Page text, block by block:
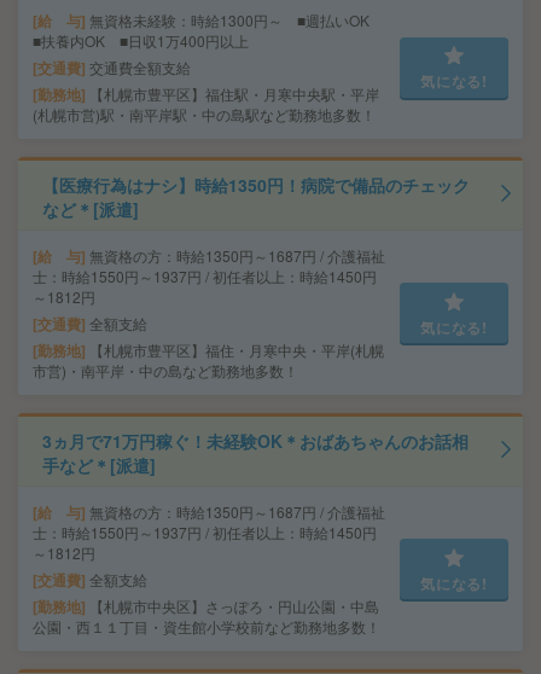
給 与 無資格未経験：時給1300円～ ■週払いOK
■扶養内OK ■日収1万400円以上
交通費 交通費全額支給
勤務地
【札幌市豊平区】福住駅・月寒中央駅・平岸
(札幌市営)駅・南平岸駅・中の島駅など勤務地多数！
気になる!
【医療行為はナシ】時給1350円！病院で備品のチェック
など＊[派遣]
給 与 無資格の方：時給1350円～1687円 / 介護福祉
士：時給1550円～1937円 / 初任者以上：時給1450円
～1812円
交通費 全額支給
勤務地
【札幌市豊平区】福住・月寒中央・平岸(札幌
市営)・南平岸・中の島など勤務地多数！
気になる!
3ヵ月で71万円稼ぐ！未経験OK＊おばあちゃんのお話相
手など＊[派遣]
給 与 無資格の方：時給1350円～1687円 / 介護福祉
士：時給1550円～1937円 / 初任者以上：時給1450円
～1812円
交通費 全額支給
勤務地
【札幌市中央区】さっぽろ・円山公園・中島
公園・西１１丁目・資生館小学校前など勤務地多数！
気になる!